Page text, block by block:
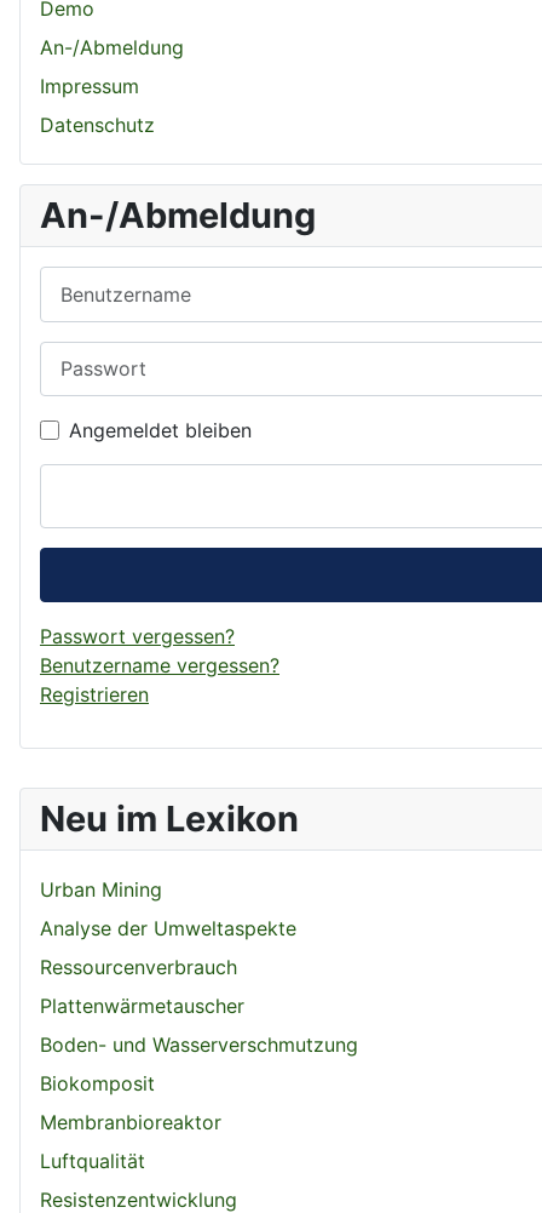
Neu im Lexikon
Urban Mining
Analyse der Umweltaspekte
Ressourcenverbrauch
Plattenwärmetauscher
Boden- und Wasserverschmutzung
Biokomposit
Membranbioreaktor
Luftqualität
Resistenzentwicklung
Demo
An-/Abmeldung
Impressum
Datenschutz
An-/Abmeldung
Angemeldet bleiben
Passwort vergessen?
Benutzername vergessen?
Registrieren